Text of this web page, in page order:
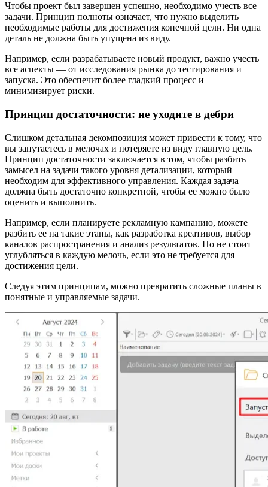
Чтобы проект был завершен успешно, необходимо учесть все
задачи. Принцип полноты означает, что нужно выделить
необходимые работы для достижения конечной цели. Ни одна
деталь не должна быть упущена из виду.
Например, если разрабатываете новый продукт, важно учесть
все аспекты — от исследования рынка до тестирования и
запуска. Это обеспечит более гладкий процесс и
минимизирует риски.
Принцип достаточности: не уходите в дебри
Слишком детальная декомпозиция может привести к тому, что
вы запутаетесь в мелочах и потеряете из виду главную цель.
Принцип достаточности заключается в том, чтобы разбить
замысел на задачи такого уровня детализации, который
необходим для эффективного управления. Каждая задача
должна быть достаточно конкретной, чтобы ее можно было
оценить и выполнить.
Например, если планируете рекламную кампанию, можете
разбить ее на такие этапы, как разработка креативов, выбор
каналов распространения и анализ результатов. Но не стоит
углубляться в каждую мелочь, если это не требуется для
достижения цели.
Следуя этим принципам, можно превратить сложные планы в
понятные и управляемые задачи.